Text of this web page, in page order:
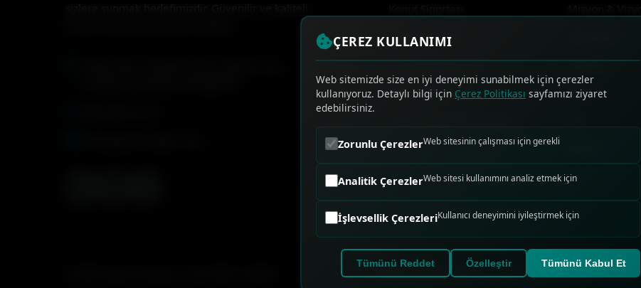
sizlere sunmak hedefimizdir. Güvenilir ve kaliteli
Sağlık Sigortası
Ferdi Kaza Sigortası
Seyahat Sigortası
Ekibimiz
Blog
KVKK Aydınlatma Metni|Gizlilik Politikası|Çerez Politikası|
ÇEREZ KULLANIMI
Web sitemizde size en iyi deneyimi sunabilmek için çerezler
kullanıyoruz. Detaylı bilgi için Çerez Politikası sayfamızı ziyaret
edebilirsiniz.
Zorunlu ÇerezlerWeb sitesinin çalışması için gerekli
Analitik ÇerezlerWeb sitesi kullanımını analiz etmek için
İşlevsellik ÇerezleriKullanıcı deneyimini iyileştirmek için
Tümünü Reddet Özelleştir Tümünü Kabul Et